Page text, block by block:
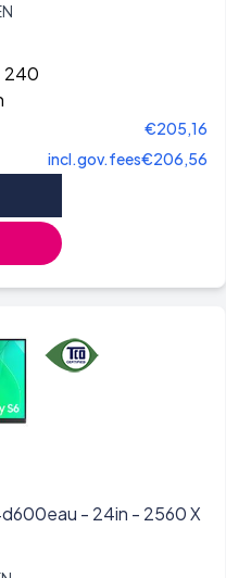
240
€205,16
incl.gov.fees€206,56
- 24in - 2560 X